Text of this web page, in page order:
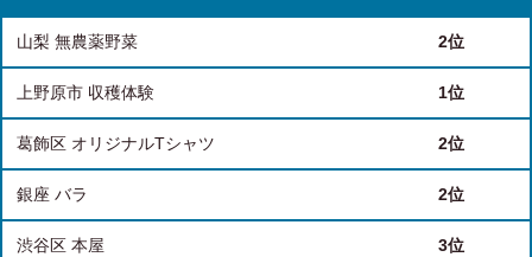
山梨 無農薬野菜 2位
上野原市 収穫体験 1位
葛飾区 オリジナルTシャツ 2位
銀座 バラ 2位
渋谷区 本屋 3位